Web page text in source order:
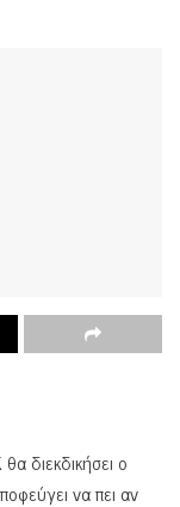
διεκδικήσει ο
να πει αν